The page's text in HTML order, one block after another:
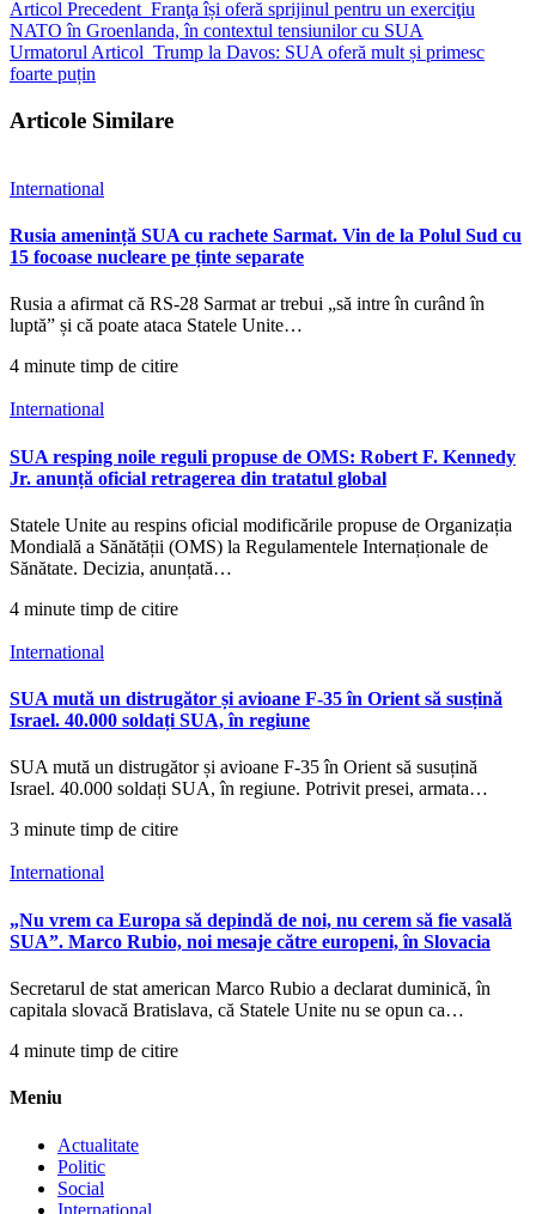
Articol Precedent Franţa își oferă sprijinul pentru un exerciţiu
NATO în Groenlanda, în contextul tensiunilor cu SUA
Urmatorul Articol Trump la Davos: SUA oferă mult și primesc
foarte puțin
Articole Similare
International
Rusia amenință SUA cu rachete Sarmat. Vin de la Polul Sud cu
15 focoase nucleare pe ținte separate
Rusia a afirmat că RS-28 Sarmat ar trebui „să intre în curând în
luptă” și că poate ataca Statele Unite…
4 minute timp de citire
International
SUA resping noile reguli propuse de OMS: Robert F. Kennedy
Jr. anunță oficial retragerea din tratatul global
Statele Unite au respins oficial modificările propuse de Organizația
Mondială a Sănătății (OMS) la Regulamentele Internaționale de
Sănătate. Decizia, anunțată…
4 minute timp de citire
International
SUA mută un distrugător și avioane F-35 în Orient să susțină
Israel. 40.000 soldați SUA, în regiune
SUA mută un distrugător și avioane F-35 în Orient să susuțină
Israel. 40.000 soldați SUA, în regiune. Potrivit presei, armata…
3 minute timp de citire
International
„Nu vrem ca Europa să depindă de noi, nu cerem să fie vasală
SUA”. Marco Rubio, noi mesaje către europeni, în Slovacia
Secretarul de stat american Marco Rubio a declarat duminică, în
capitala slovacă Bratislava, că Statele Unite nu se opun ca…
4 minute timp de citire
Meniu
Actualitate
Politic
Social
International